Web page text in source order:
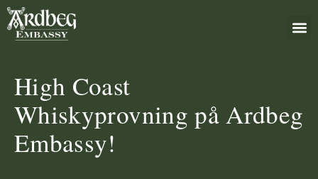
High Coast
Whiskyprovning på Ardbeg
Embassy!